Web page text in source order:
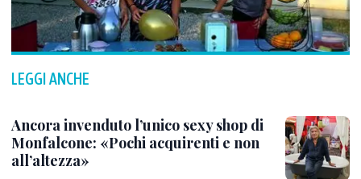
LEGGI ANCHE
Ancora invenduto l’unico sexy shop di
Monfalcone: «Pochi acquirenti e non
all’altezza»